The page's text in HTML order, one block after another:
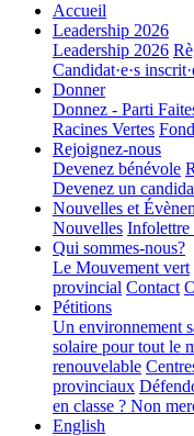
Accueil
Leadership 2026
Leadership 2026
Candidat·e·s
Donner
Donnez - Parti
Racines Vertes
Rejoignez-nous
Devenez bénévole
Devenez un
Nouvelles et
Nouvelles Infolettre
Qui sommes-nous?
Le Mouvement vert
provincial Contact
Pétitions
Un environnement
solaire pour tout le
renouvelable
provinciaux
en classe ? Non
English